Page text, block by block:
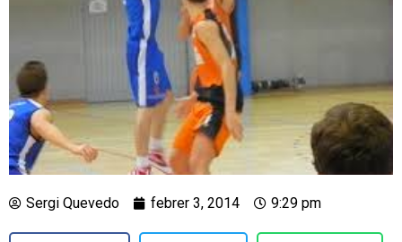
Sergi Quevedo febrer 3, 2014 9:29 pm